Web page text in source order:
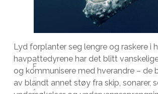
Lyd forplanter seg lengre og raskere i
havpattedyrene har det blitt
og kommunisere med hverandre – de
av blandt annet støy fra skip, sonarer,
F
o
r
D
a
g
i